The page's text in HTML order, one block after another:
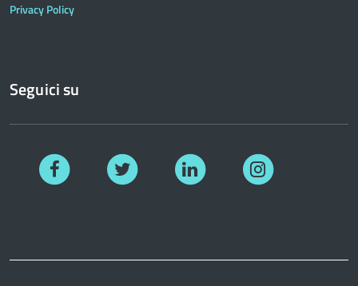
Privacy Policy
Seguici su
Facebook Linkedin